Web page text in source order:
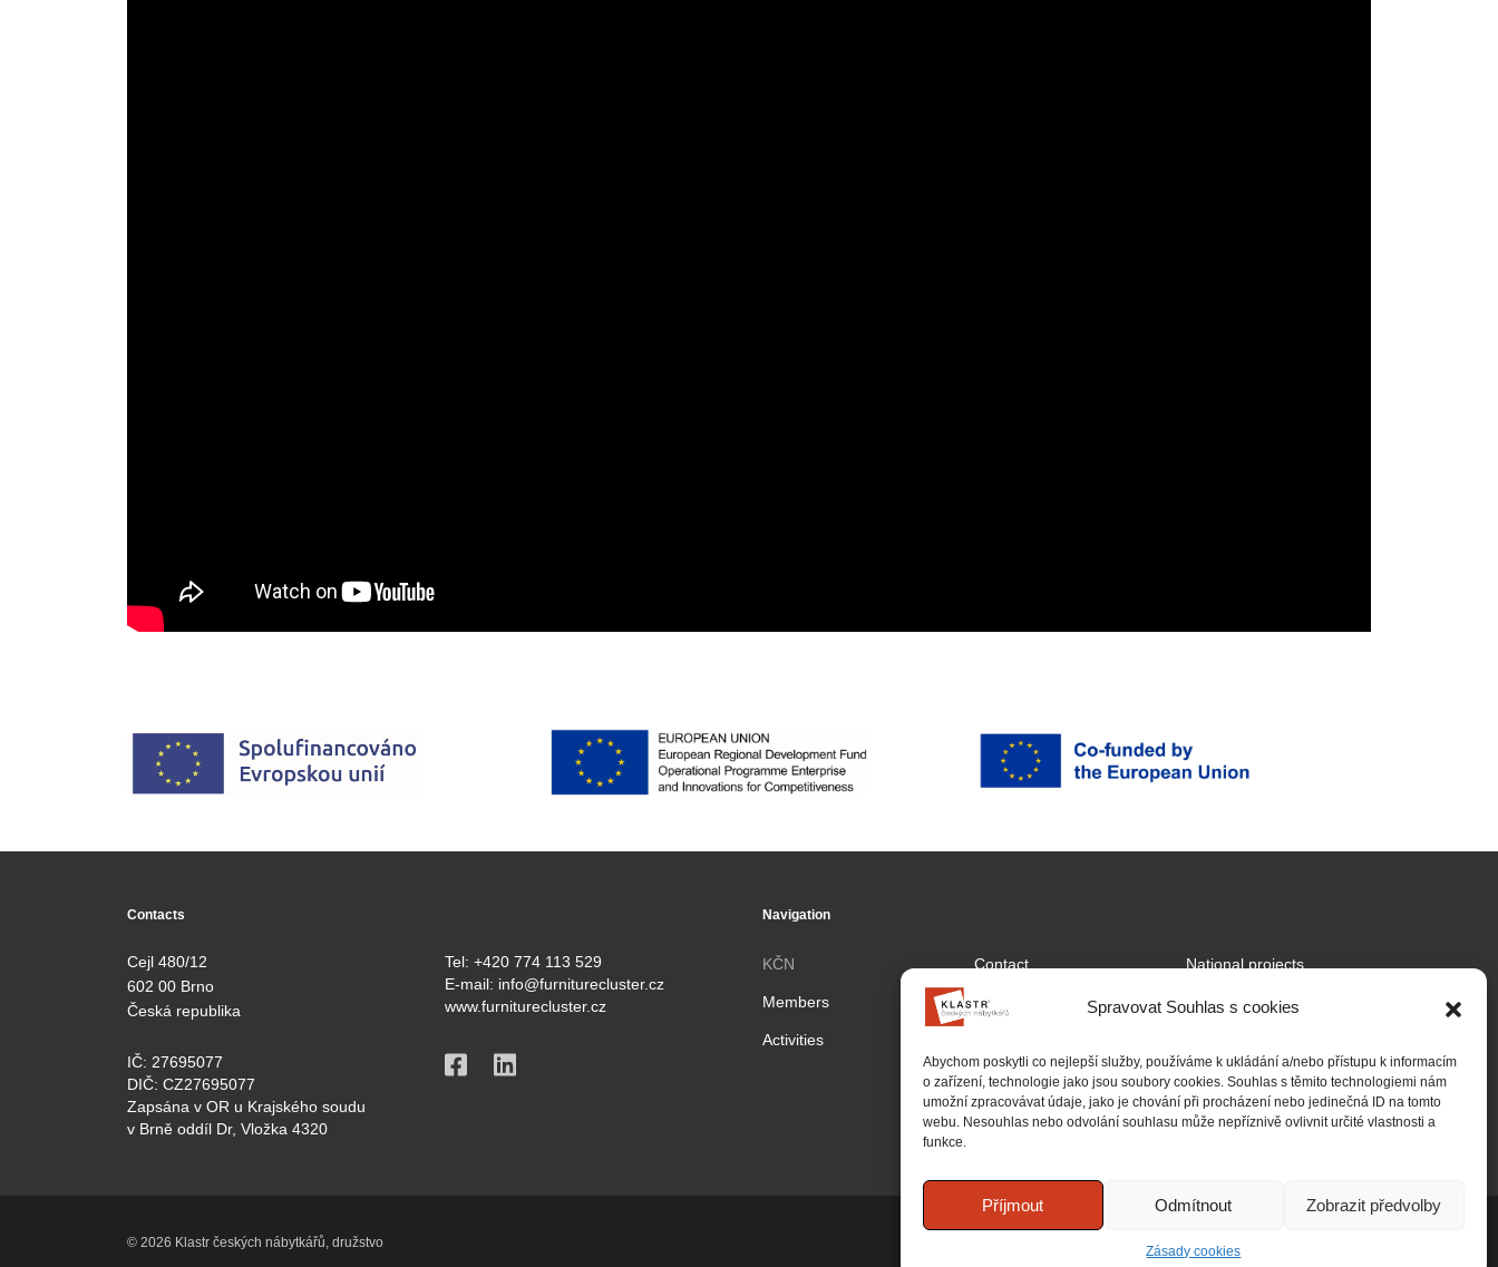
Spravovat Souhlas s cookies
Abychom poskytli co nejlepší služby, používáme k ukládání a/nebo přístupu k informacím
o zařízení, technologie jako jsou soubory cookies. Souhlas s těmito technologiemi nám
umožní zpracovávat údaje, jako je chování při procházení nebo jedinečná ID na tomto
webu. Nesouhlas nebo odvolání souhlasu může nepříznivě ovlivnit určité vlastnosti a
funkce.
Příjmout Odmítnout Zobrazit předvolby
Zásady cookies
Contacts
Cejl 480/12
602 00 Brno
Česká republika
Tel: +420 774 113 529
E-mail: info@furniturecluster.cz
www.furniturecluster.cz
IČ: 27695077
DIČ: CZ27695077
Zapsána v OR u Krajského soudu
v Brně oddíl Dr, Vložka 4320
Navigation
KČN
Members
Activities
Contact
Partnership
National projects
International projects
© 2026 Klastr českých nábytkářů, družstvo